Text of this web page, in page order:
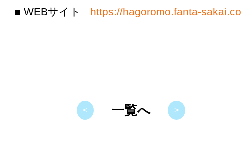
■ WEBサイト https://hagoromo.fanta-
< 一覧へ >